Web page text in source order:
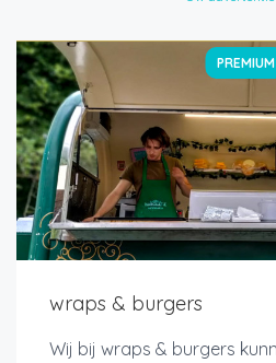
PREMIUM
wraps & burgers
Wij bij wraps & burgers